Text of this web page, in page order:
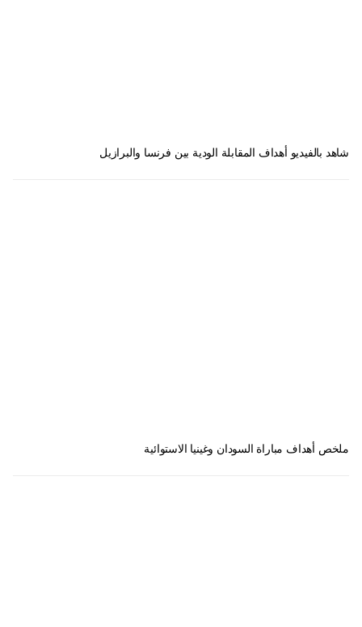
شاهد بالفيديو أهداف المقابلة الودية بين فرنسا والبرازيل
ملخص أهداف مباراة السودان وغينيا الاستوائية